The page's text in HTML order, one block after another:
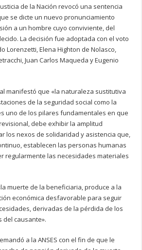
de la Nación revocó una sentencia
se dicte un nuevo pronunciamiento
a un hombre cuyo conviviente, del
La decisión fue adoptada con el voto
Lorenzetti, Elena Highton de Nolasco,
Juan Carlos Maqueda y Eugenio
manifestó que «la naturaleza sustitutiva
de la seguridad social como la
uno de los pilares fundamentales en que
debe exhibir la amplitud
los nexos de solidaridad y asistencia que,
establecen las personas humanas
regularmente las necesidades materiales
muerte de la beneficiaria, produce a la
económica desfavorable para seguir
derivadas de la pérdida de los
causante».
a la ANSES con el fin de que le